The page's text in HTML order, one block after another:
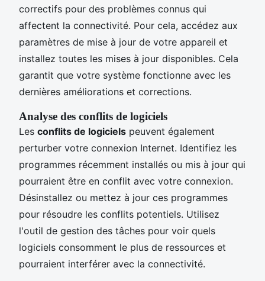
correctifs pour des problèmes connus qui
affectent la connectivité. Pour cela, accédez aux
paramètres de mise à jour de votre appareil et
installez toutes les mises à jour disponibles. Cela
garantit que votre système fonctionne avec les
dernières améliorations et corrections.
Analyse des conflits de logiciels
Les conflits de logiciels peuvent également
perturber votre connexion Internet. Identifiez les
programmes récemment installés ou mis à jour qui
pourraient être en conflit avec votre connexion.
Désinstallez ou mettez à jour ces programmes
pour résoudre les conflits potentiels. Utilisez
l'outil de gestion des tâches pour voir quels
logiciels consomment le plus de ressources et
pourraient interférer avec la connectivité.